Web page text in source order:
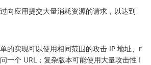
向应用提交大量消耗资源的请求，以达到
的实现可以使用相同范围的攻击 IP 地址、r
一个 URL；复杂版本可能使用大量攻击性 I